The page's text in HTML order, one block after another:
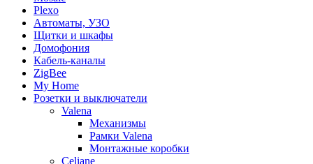
Plexo
Автоматы, УЗО
Щитки и шкафы
Домофония
Кабель-каналы
ZigBee
My Home
Розетки и выключатели
Valena
Механизмы
Рамки Valena
Монтажные коробки
Celiane